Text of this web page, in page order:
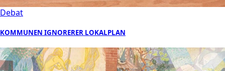
Debat
KOMMUNEN IGNORERER LOKALPLAN